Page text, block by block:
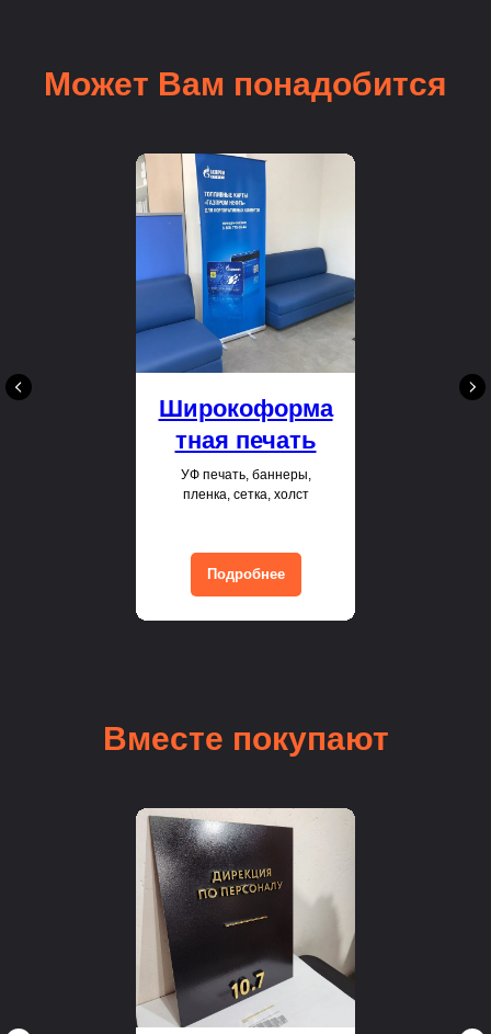
Может Вам понадобится
Широкоформа
тная печать
УФ печать, баннеры,
пленка, сетка, холст
Подробнее
Вместе покупают